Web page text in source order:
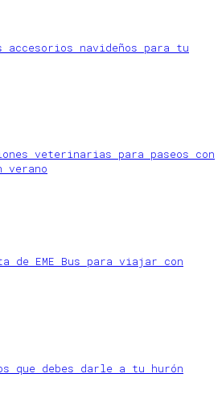
accesorios navideños para tu
veterinarias para paseos con
verano
de EME Bus para viajar con
que debes darle a tu hurón